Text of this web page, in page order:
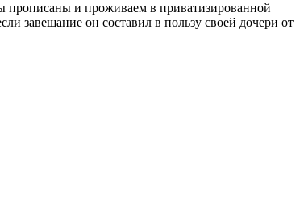
прописаны и проживаем в приватизированной
завещание он составил в пользу своей дочери от